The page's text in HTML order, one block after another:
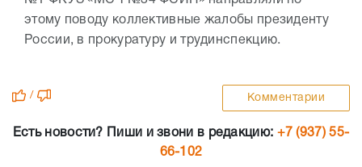
этому поводу коллективные жалобы президенту
России, в прокуратуру и трудинспекцию.
/ Комментарии
Есть новости? Пиши и звони в редакцию: +7 (937) 55-
66-102